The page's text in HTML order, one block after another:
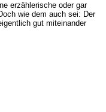
erzählerische oder gar
wie dem auch sei: Der
gut miteinander